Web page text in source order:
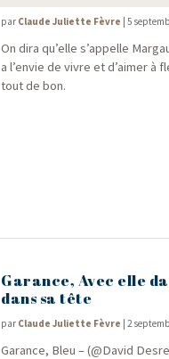
par Claude Juliette Fèvre |5
On dira qu’elle s’appelle
a l’envie de vivre et d’aimer
tout de bon.
Garance, Avec elle
dans sa tête
par Claude Juliette Fèvre |2
Garance, Bleu – (@David